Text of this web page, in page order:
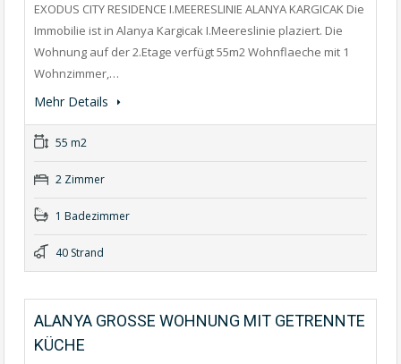
EXODUS CITY RESIDENCE I.MEERESLINIE ALANYA KARGICAK Die
Immobilie ist in Alanya Kargicak I.Meereslinie plaziert. Die
Wohnung auf der 2.Etage verfügt 55m2 Wohnflaeche mit 1
Wohnzimmer,…
Mehr Details
55 m2
2 Zimmer
1 Badezimmer
40 Strand
ALANYA GROSSE WOHNUNG MIT GETRENNTE
KÜCHE